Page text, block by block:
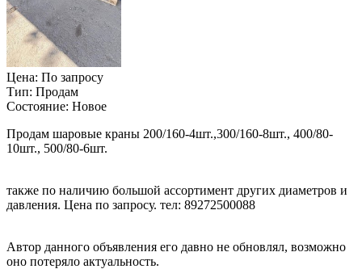
Цена: По запросу
Тип: Продам
Состояние: Новое
Продам шаровые краны 200/160-4шт.,300/160-8шт., 400/80-
10шт., 500/80-6шт.
также по наличию большой ассортимент других диаметров и
давления. Цена по запросу. тел: 89272500088
Автор данного объявления его давно не обновлял, возможно
оно потеряло актуальность.